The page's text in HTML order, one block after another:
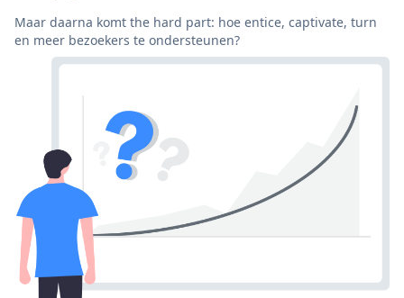
Maar daarna komt the hard part: hoe entice, captivate, turn
en meer bezoekers te ondersteunen?